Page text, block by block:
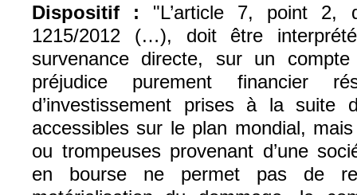
Dispositif :
"L’article 7, point 2,
1215/2012 (…), doit être
survenance directe, sur un compte
préjudice purement financier
d’investissement prises à la suite
accessibles sur le plan mondial,
ou trompeuses provenant d’une
en bourse ne permet pas de